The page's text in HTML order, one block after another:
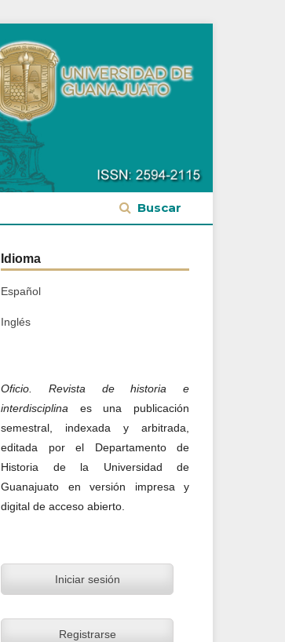
Buscar
Idioma
Español
Inglés
Oficio. Revista de historia e
interdisciplina es una publicación
semestral, indexada y arbitrada,
editada por el Departamento de
Historia de la Universidad de
Guanajuato en versión impresa y
digital de acceso abierto.
Iniciar sesión
Registrarse